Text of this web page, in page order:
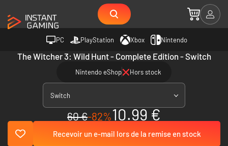
PC PlayStation Xbox Nintendo
The Witcher 3: Wild Hunt - Complete Edition - Switch
Nintendo eShop Hors stock
Switch
60 €-82%10.99 €
Recevoir un e-mail lors de la remise en stock